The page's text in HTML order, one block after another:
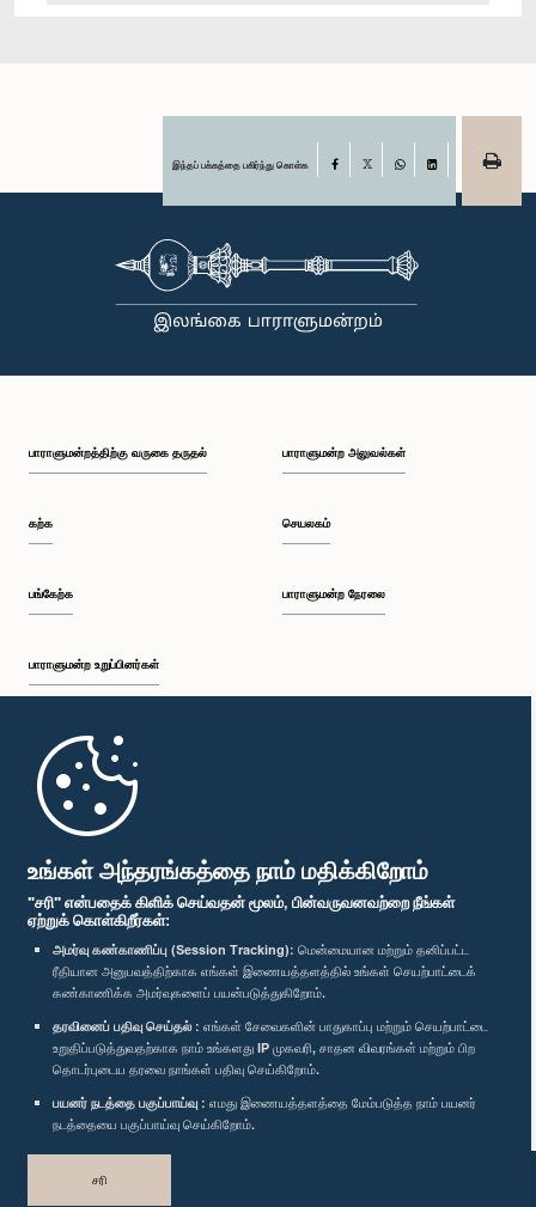
உங்கள் அந்தரங்கத்தை நாம் மதிக்கிறோம்
"சரி" என்பதைக் கிளிக் செய்வதன் மூலம், பின்வருவனவற்றை நீங்கள்
ஏற்றுக் கொள்கிறீர்கள்:
அமர்வு கண்காணிப்பு (Session Tracking): மென்மையான மற்றும் தனிப்பட்ட
ரீதியான அனுபவத்திற்காக எங்கள் இணையத்தளத்தில் உங்கள் செயற்பாட்டைக்
கண்காணிக்க அமர்வுகளைப் பயன்படுத்துகிறோம்.
தரவினைப் பதிவு செய்தல் : எங்கள் சேவைகளின் பாதுகாப்பு மற்றும் செயற்பாட்டை
உறுதிப்படுத்துவதற்காக நாம் உங்களது IP முகவரி, சாதன விவரங்கள் மற்றும் பிற
தொடர்புடைய தரவை நாங்கள் பதிவு செய்கிறோம்.
பயனர் நடத்தை பகுப்பாய்வு : எமது இணையத்தளத்தை மேம்படுத்த நாம் பயனர்
நடத்தையை பகுப்பாய்வு செய்கிறோம்.
சரி
இந்தப் பக்கத்தை பகிர்ந்து கொள்க Facebook
பாராளுமன்றத்திற்கு வருகை தருதல்
கற்க
பங்கேற்க
பாராளுமன்ற உறுப்பினர்கள்
முதற்பக்கம்
பாராளுமன்ற அலுவல்கள்
செயலகம்
பாராளுமன்ற நேரலை
பாராளுமன்ற கையடக்க செயலி
எம்மை பின்தொடர்க :
விருதுகள்
தனியுரிமைக் கொள்கை